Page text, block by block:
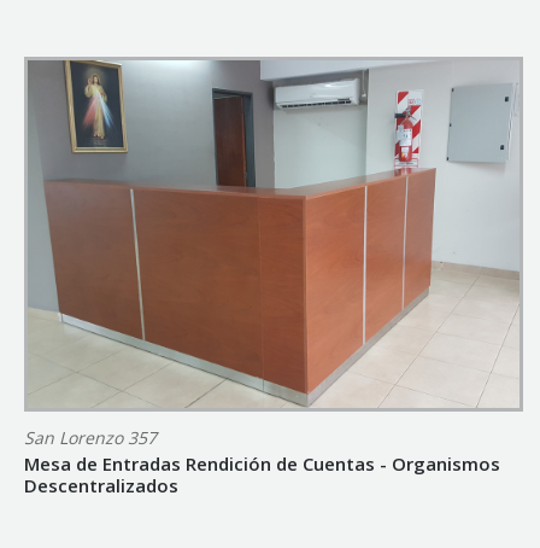
San Lorenzo 357
Mesa de Entradas Rendición de Cuentas - Organismos
Descentralizados